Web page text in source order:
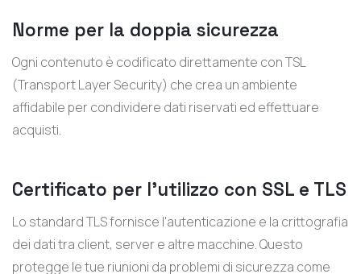
Norme per la doppia sicurezza
Ogni contenuto è codificato direttamente con TSL
(Transport Layer Security) che crea un ambiente
affidabile per condividere dati riservati ed effettuare
acquisti.
Certificato per l'utilizzo con SSL e TLS
Lo standard TLS fornisce l'autenticazione e la crittografia
dei dati tra client, server e altre macchine. Questo
protegge le tue riunioni da problemi di sicurezza come